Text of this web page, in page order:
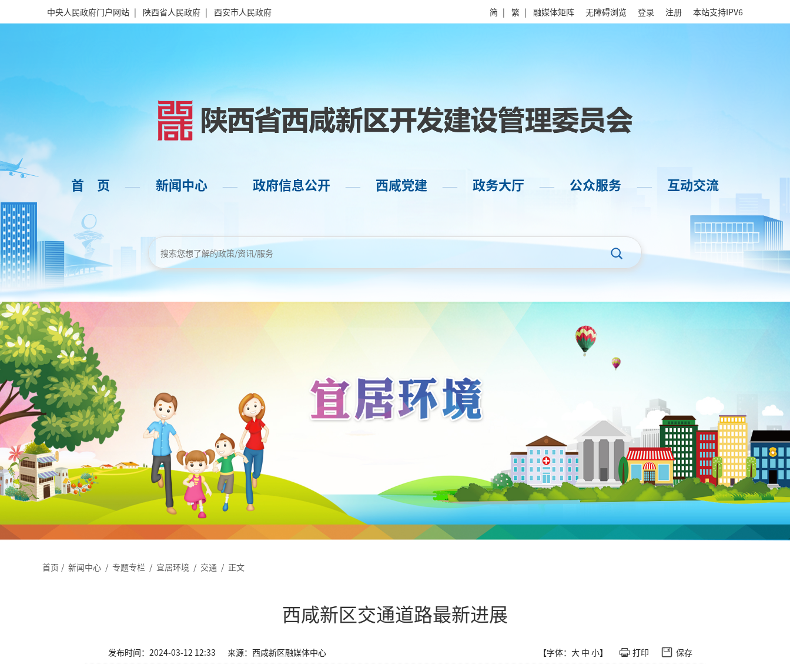
中央人民政府门户网站 | 陕西省人民政府 | 西安市人民政府 简 | 繁 | 融媒体矩阵 无障碍浏览 登录 注册 本站支持IPV6
首 页 —— 新闻中心 —— 政府信息公开 —— 西咸党建 —— 政务大厅 —— 公众服务 —— 互动交流
首页 / 新闻中心 / 专题专栏 / 宜居环境 / 交通 / 正文
西咸新区交通道路最新进展
发布时间：2024-03-12 12:33 来源：西咸新区融媒体中心 【字体： 大 中 小】 打印 保存